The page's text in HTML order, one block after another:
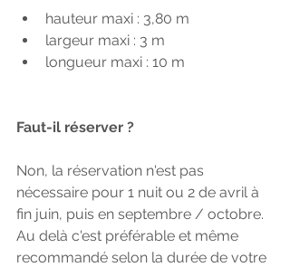
hauteur maxi : 3,80 m
largeur maxi : 3 m
longueur maxi : 10 m
Faut-il réserver ?
Non, la réservation n'est pas
nécessaire pour 1 nuit ou 2 de avril à
fin juin, puis en septembre / octobre.
Au delà c'est préférable et même
recommandé selon la durée de votre